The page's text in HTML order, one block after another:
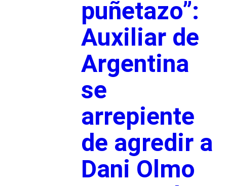
puñetazo”:
Auxiliar de
Argentina
se
arrepiente
de agredir a
Dani Olmo